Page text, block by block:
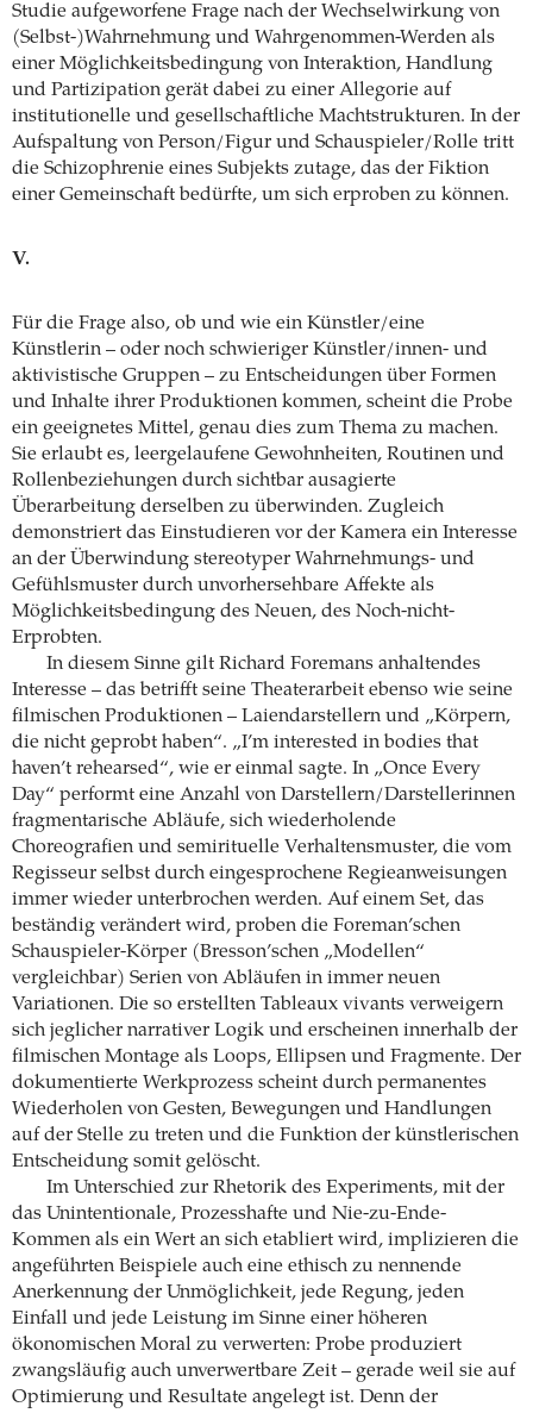
Studie aufgeworfene Frage nach der Wechselwirkung von
(Selbst-)Wahrnehmung und Wahrgenommen-Werden als
einer Möglichkeitsbedingung von Interaktion, Handlung
und Partizipation gerät dabei zu einer Allegorie auf
institutionelle und gesellschaftliche Machtstrukturen. In der
Aufspaltung von Person/Figur und Schauspieler/Rolle tritt
die Schizophrenie eines Subjekts zutage, das der Fiktion
einer Gemeinschaft bedürfte, um sich erproben zu können.
V.
Für die Frage also, ob und wie ein Künstler/eine
Künstlerin – oder noch schwieriger Künstler/innen- und
aktivistische Gruppen – zu Entscheidungen über Formen
und Inhalte ihrer Produktionen kommen, scheint die Probe
ein geeignetes Mittel, genau dies zum Thema zu machen.
Sie erlaubt es, leergelaufene Gewohnheiten, Routinen und
Rollenbeziehungen durch sichtbar aus­agierte
Überarbeitung derselben zu überwinden. Zugleich
demonstriert das Einstudieren vor der Kamera ein Interesse
an der Überwindung stereotyper Wahrnehmungs- und
Gefühlsmuster durch unvorhersehbare Affekte als
Möglichkeitsbedingung des Neuen, des Noch-nicht-
Erprobten.
In diesem Sinne gilt Richard Foremans anhaltendes
Interesse – das betrifft seine Theaterarbeit ebenso wie seine
filmischen Produktionen – Laiendarstellern und „Körpern,
die nicht geprobt haben“. „I’m interested in bodies that
haven’t rehearsed“, wie er einmal sagte. In „Once Every
Day“ performt eine Anzahl von Darstellern/Darstellerinnen
fragmentarische Abläufe, sich wiederholende
Choreografien und semirituelle Verhaltensmuster, die vom
Regisseur selbst durch eingesprochene Regieanweisungen
immer wieder unterbrochen werden. Auf einem Set, das
beständig verändert wird, proben die Foreman’schen
Schauspieler-Körper (Bresson’schen „Modellen“
vergleichbar) Serien von Abläufen in immer neuen
Variationen. Die so erstellten Tableaux vivants verweigern
sich jeglicher narrativer Logik und erscheinen innerhalb der
filmischen Montage als Loops, Ellipsen und Fragmente. Der
dokumentierte Werkprozess scheint durch permanentes
Wiederholen von Gesten, Bewegungen und Handlungen
auf der Stelle zu treten und die Funktion der künstlerischen
Entscheidung somit gelöscht.
Im Unterschied zur Rhetorik des Experiments, mit der
das Unintentionale, Prozesshafte und Nie-zu-Ende-
Kommen als ein Wert an sich etabliert wird, implizieren die
angeführten Beispiele auch eine ethisch zu nennende
Anerkennung der Unmöglichkeit, jede Regung, jeden
Einfall und jede Leistung im Sinne einer höheren
ökonomischen Moral zu verwerten: Probe produziert
zwangsläufig auch unverwertbare Zeit – gerade weil sie auf
Optimierung und Resultate angelegt ist. Denn der